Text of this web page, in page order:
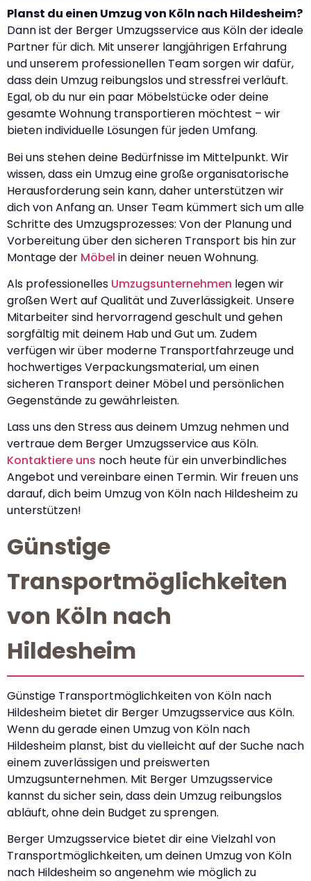
Planst du einen Umzug von Köln nach Hildesheim?
Dann ist der Berger Umzugsservice aus Köln der ideale
Partner für dich. Mit unserer langjährigen Erfahrung
und unserem professionellen Team sorgen wir dafür,
dass dein Umzug reibungslos und stressfrei verläuft.
Egal, ob du nur ein paar Möbelstücke oder deine
gesamte Wohnung transportieren möchtest – wir
bieten individuelle Lösungen für jeden Umfang.
Bei uns stehen deine Bedürfnisse im Mittelpunkt. Wir
wissen, dass ein Umzug eine große organisatorische
Herausforderung sein kann, daher unterstützen wir
dich von Anfang an. Unser Team kümmert sich um alle
Schritte des Umzugsprozesses: Von der Planung und
Vorbereitung über den sicheren Transport bis hin zur
Montage der Möbel in deiner neuen Wohnung.
Als professionelles Umzugsunternehmen legen wir
großen Wert auf Qualität und Zuverlässigkeit. Unsere
Mitarbeiter sind hervorragend geschult und gehen
sorgfältig mit deinem Hab und Gut um. Zudem
verfügen wir über moderne Transportfahrzeuge und
hochwertiges Verpackungsmaterial, um einen
sicheren Transport deiner Möbel und persönlichen
Gegenstände zu gewährleisten.
Lass uns den Stress aus deinem Umzug nehmen und
vertraue dem Berger Umzugsservice aus Köln.
Kontaktiere uns noch heute für ein unverbindliches
Angebot und vereinbare einen Termin. Wir freuen uns
darauf, dich beim Umzug von Köln nach Hildesheim zu
unterstützen!
Günstige
Transportmöglichkeiten
von Köln nach
Hildesheim
Günstige Transportmöglichkeiten von Köln nach
Hildesheim bietet dir Berger Umzugsservice aus Köln.
Wenn du gerade einen Umzug von Köln nach
Hildesheim planst, bist du vielleicht auf der Suche nach
einem zuverlässigen und preiswerten
Umzugsunternehmen. Mit Berger Umzugsservice
kannst du sicher sein, dass dein Umzug reibungslos
abläuft, ohne dein Budget zu sprengen.
Berger Umzugsservice bietet dir eine Vielzahl von
Transportmöglichkeiten, um deinen Umzug von Köln
nach Hildesheim so angenehm wie möglich zu